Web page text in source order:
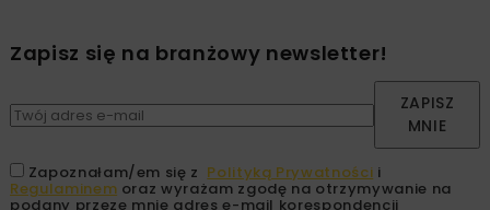
Zapisz się na branżowy newsletter!
ZAPISZ
MNIE
Zapoznałam/em się z Polityką Prywatności i
Regulaminem oraz wyrażam zgodę na otrzymywanie na
podany przeze mnie adres e-mail korespondencji